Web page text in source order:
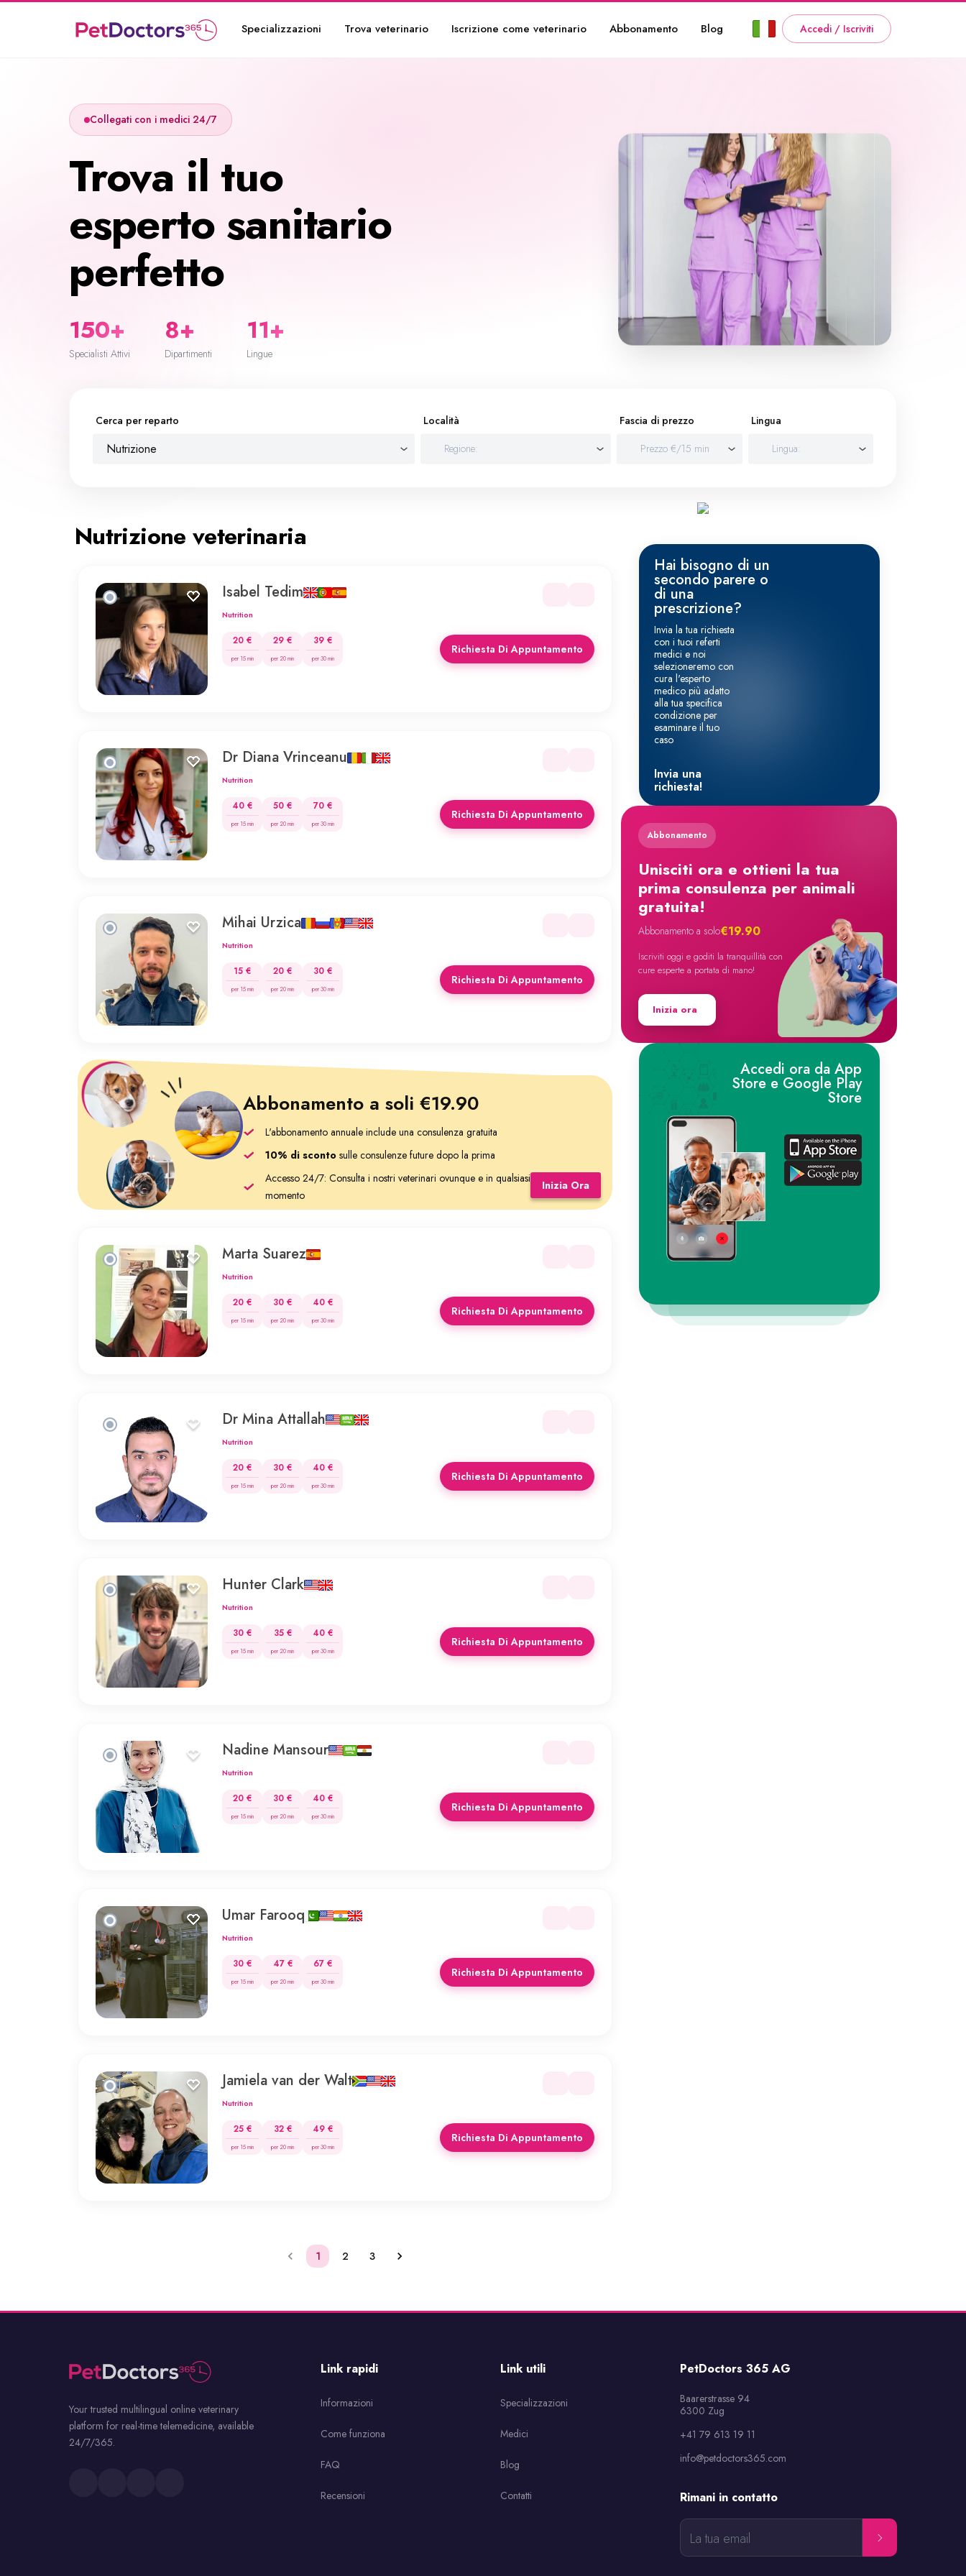
Specializzazioni Trova veterinario Iscrizione come veterinario Abbonamento Blog Accedi / Iscriviti
Collegati con i medici 24/7
Trova il tuo
esperto sanitario
perfetto
150+
Specialisti Attivi
8+
Dipartimenti
11+
Lingue
Cerca per reparto
Nutrizione
Località Fascia di prezzo Lingua
Nutrizione veterinaria
Isabel Tedim
Nutrition
20 €
per 15 min
29 €
per 20 min
39 €
per 30 min
Richiesta Di Appuntamento
Dr Diana Vrinceanu
Nutrition
40 €
per 15 min
50 €
per 20 min
70 €
per 30 min
Richiesta Di Appuntamento
Mihai Urzica
Nutrition
15 €
per 15 min
20 €
per 20 min
30 €
per 30 min
Richiesta Di Appuntamento
Abbonamento a soli €19.90
L'abbonamento annuale include una consulenza gratuita
10% di sconto sulle consulenze future dopo la prima
Accesso 24/7: Consulta i nostri veterinari ovunque e in qualsiasi
momento
Inizia Ora
Marta Suarez
Nutrition
20 €
per 15 min
30 €
per 20 min
40 €
per 30 min
Richiesta Di Appuntamento
Dr Mina Attallah
Nutrition
20 €
per 15 min
30 €
per 20 min
40 €
per 30 min
Richiesta Di Appuntamento
Hunter Clark
Nutrition
30 €
per 15 min
35 €
per 20 min
40 €
per 30 min
Richiesta Di Appuntamento
Nadine Mansour
Nutrition
20 €
per 15 min
30 €
per 20 min
40 €
per 30 min
Richiesta Di Appuntamento
Umar Farooq
Nutrition
30 €
per 15 min
47 €
per 20 min
67 €
per 30 min
Richiesta Di Appuntamento
Jamiela van der Walt
Nutrition
25 €
per 15 min
32 €
per 20 min
49 €
per 30 min
Richiesta Di Appuntamento
1 2 3
Hai bisogno di un
secondo parere o
di una
prescrizione?
Invia la tua richiesta
con i tuoi referti
medici e noi
selezioneremo con
cura l'esperto
medico più adatto
alla tua specifica
condizione per
esaminare il tuo
caso
Invia una
richiesta!
Abbonamento
Unisciti ora e ottieni la tua
prima consulenza per animali
gratuita!
Abbonamento a solo€19.90
Iscriviti oggi e goditi la tranquillità con
cure esperte a portata di mano!
Inizia ora
Accedi ora da App
Store e Google Play
Store
Your trusted multilingual online veterinary
platform for real-time telemedicine, available
24/7/365.
Link rapidi
Informazioni
Come funziona
FAQ
Recensioni
Link utili
Specializzazioni
Medici
Blog
Contatti
PetDoctors 365 AG
Baarerstrasse 94
6300 Zug
+41 79 613 19 11
info@petdoctors365.com
Rimani in contatto
La tua email